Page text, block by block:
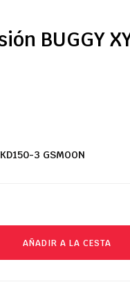
BUGGY
3 GSMOON
AÑADIR A LA CESTA